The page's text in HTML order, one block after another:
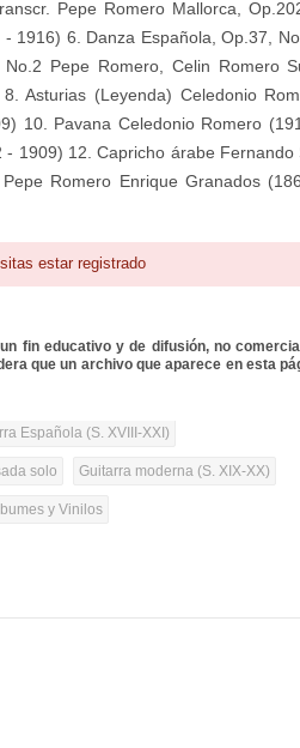
Pepe Romero Mallorca,
1916) 6. Danza Española, Op.37,
Pepe Romero, Celin Romero
Asturias (Leyenda) Celedonio
10. Pavana Celedonio Romero
1909) 12. Capricho árabe Fernando
Romero Enrique Granados
estar registrado
fin educativo y de difusión, no
que un archivo que aparece en esta
Española (S. XVIII-XXI)
solo Guitarra moderna (S. XIX-XX)
y Vinilos